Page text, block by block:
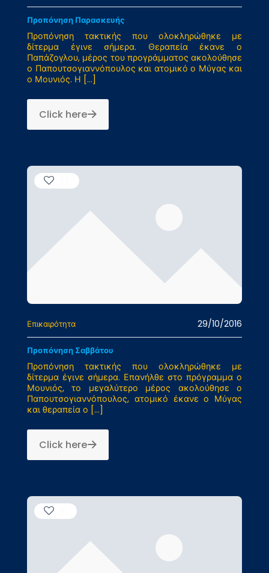
Προπόνηση Παρασκευής
Προπόνηση τακτικής που ολοκληρώθηκε με
δίτερμα έγινε σήμερα. Θεραπεία έκανε ο
Παπάζογλου, μέρος του προγράμματος ακολούθησε
ο Παπουτσογιαννόπουλος και ατομικό ο Μύγας και
ο Μουνιός. Η […]
Click here
Επικαιρότητα 29/10/2016
Προπόνηση Σαββάτου
Προπόνηση τακτικής που ολοκληρώθηκε με
δίτερμα έγινε σήμερα. Επανήλθε στο πρόγραμμα ο
Μουνιός, το μεγαλύτερο μέρος ακολούθησε ο
Παπουτσογιαννόπουλος, ατομικό έκανε ο Μύγας
και θεραπεία ο […]
Click here